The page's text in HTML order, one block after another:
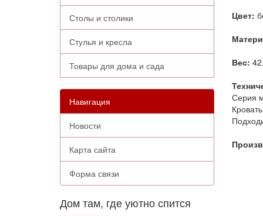
Столы и столики
Стулья и кресла
Товары для дома и сада
Навигация
Новости
Карта сайта
Форма связи
Дом там, где уютно спится
Цвет:
Вес:
Серия